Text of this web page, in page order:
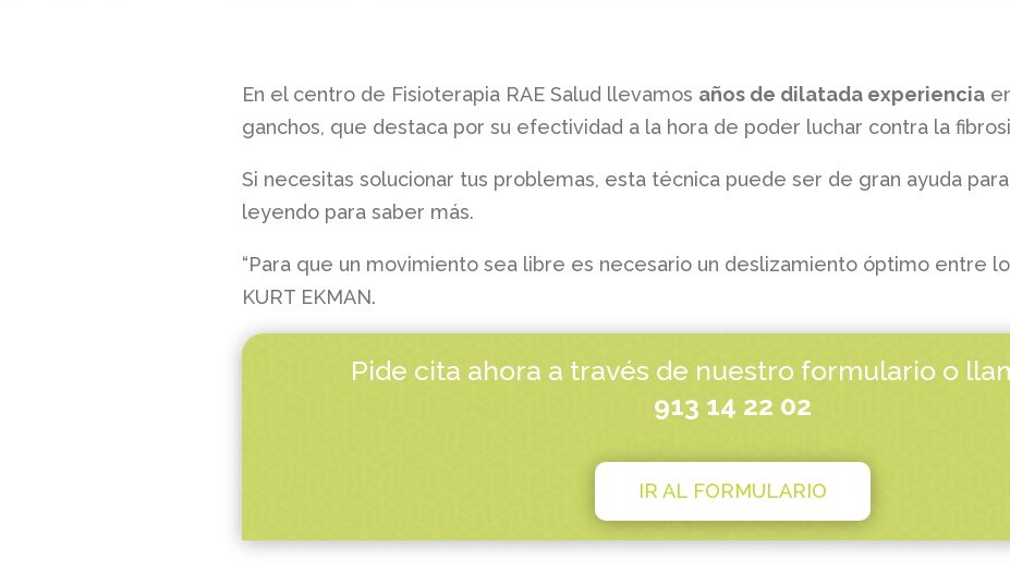
En el centro de Fisioterapia RAE Salud llevamos años de dilatada experiencia
ganchos, que destaca por su efectividad a la hora de poder luchar contra la
Si necesitas solucionar tus problemas, esta técnica puede ser de gran ayuda
leyendo para saber más.
“Para que un movimiento sea libre es necesario un deslizamiento óptimo entre
KURT EKMAN.
Pide cita ahora a través de nuestro formulario o
913 14 22 02
IR AL FORMULARIO